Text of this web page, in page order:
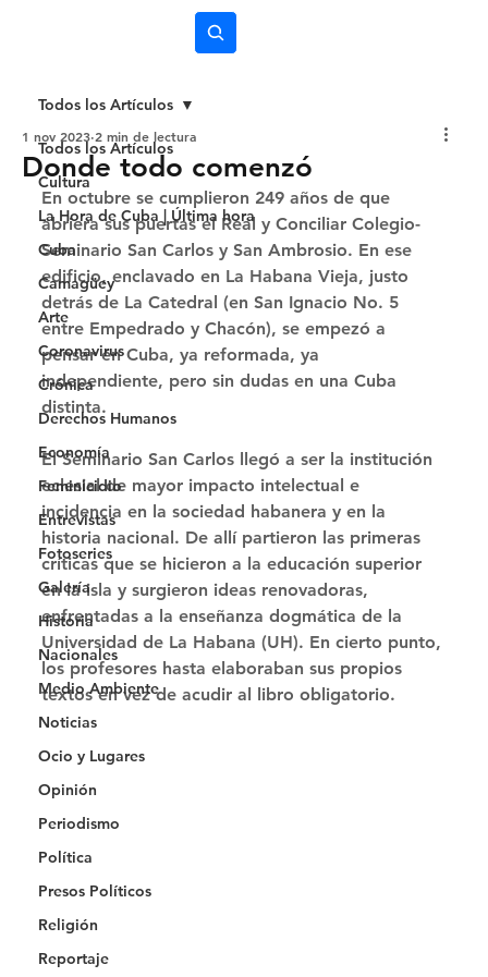
Todos los Artículos
Cultura
La Hora de Cuba | Última hora
Cuba
Camagüey
Arte
Coronavirus
Crónica
Derechos Humanos
Economía
Feminicidio
Entrevistas
Fotoseries
Galería
Historia
Nacionales
Medio Ambiente
Noticias
Ocio y Lugares
Opinión
Periodismo
Política
Presos Políticos
Religión
Reportaje
Todos los Artículos
Donde todo comenzó
1 nov 2023 2 min de lectura
En octubre se cumplieron 249 años de que
abriera sus puertas el Real y Conciliar Colegio-
Seminario San Carlos y San Ambrosio. En ese
edificio, enclavado en La Habana Vieja, justo
detrás de La Catedral (en San Ignacio No. 5
entre Empedrado y Chacón), se empezó a
pensar en Cuba, ya reformada, ya
independiente, pero sin dudas en una Cuba
distinta.
El Seminario San Carlos llegó a ser la institución
eclesial de mayor impacto intelectual e
incidencia en la sociedad habanera y en la
historia nacional. De allí partieron las primeras
críticas que se hicieron a la educación superior
en la isla y surgieron ideas renovadoras,
enfrentadas a la enseñanza dogmática de la
Universidad de La Habana (UH). En cierto punto,
los profesores hasta elaboraban sus propios
textos en vez de acudir al libro obligatorio.